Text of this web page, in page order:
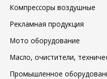
Компрессоры воздушные
Рекламная продукция
Мото оборудование
Масло, очистители,
Промышленное